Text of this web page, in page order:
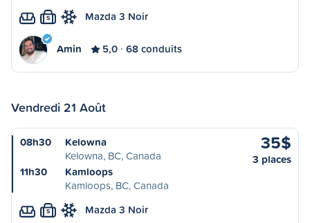
S Mazda 3 Noir
Amin 5,0 68 conduits
Vendredi 21 Août
08h30
Kelowna
Kelowna, BC, Canada
11h30
Kamloops
Kamloops, BC, Canada
35$
3 places
S Mazda 3 Noir